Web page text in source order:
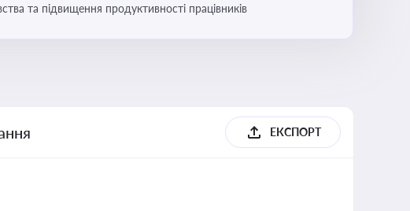
та підвищення продуктивності працівників
ЕКСПОРТ